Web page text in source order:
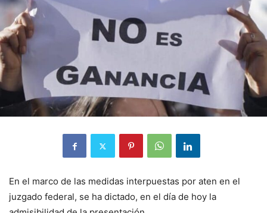
En el marco de las medidas interpuestas por aten en el
juzgado federal, se ha dictado, en el día de hoy la